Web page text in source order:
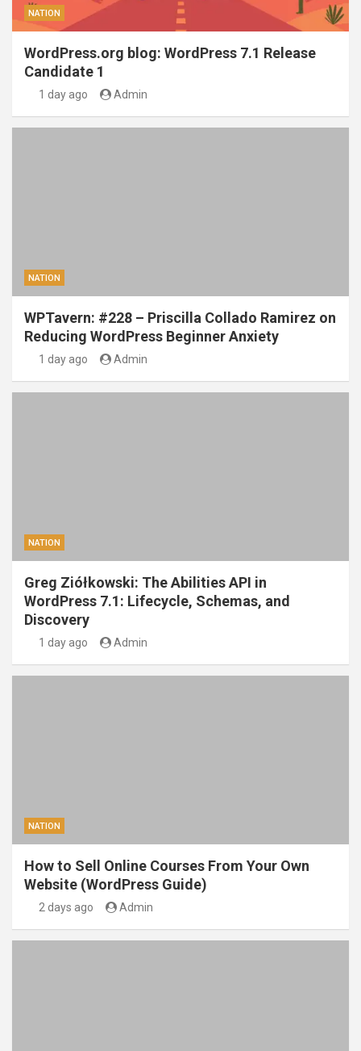
NATION
WordPress.org blog: WordPress 7.1 Release
Candidate 1
1 day ago Admin
NATION
WPTavern: #228 – Priscilla Collado Ramirez on
Reducing WordPress Beginner Anxiety
1 day ago Admin
NATION
Greg Ziółkowski: The Abilities API in
WordPress 7.1: Lifecycle, Schemas, and
Discovery
1 day ago Admin
NATION
How to Sell Online Courses From Your Own
Website (WordPress Guide)
2 days ago Admin